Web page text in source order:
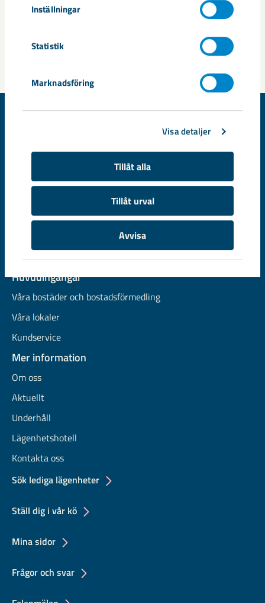
Inställningar
Statistik
Marknadsföring
Visa detaljer
Tillåt alla
Tillåt urval
Avvisa
relax, lägenhetsförråd och tvättstuga. Med genomtänkta
planteringar har lekplatsen avgränsats från gångstråken.
© LKAB Fastigheter, SE-981 86 Kiruna, Sweden
Kiruna
kundservice.fastigheter.kiruna@lkab.com
+46 (0)771-760 340
kundservice.fastigheter.malmberget@lkab.com
Huvudingångar
Våra bostäder och bostadsförmedling
Våra lokaler
Kundservice
Mer information
Om oss
Aktuellt
Underhåll
Lägenhetshotell
Kontakta oss
Sök lediga lägenheter
Ställ dig i vår kö
Mina sidor
Frågor och svar